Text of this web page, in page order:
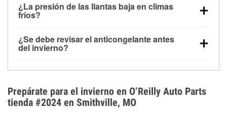
arranque.
la congelación y ayuda a disolver la sal y la nieve
derretida en la carretera para mejorar la visibilidad.
¿La presión de las llantas baja en climas
fríos?
alrededor de 1 PSI por cada 10 °F que baja la
temperatura. Puedes obtener más información sobre
¿Se debe revisar el anticongelante antes
del invierno?
el sobrecalentamiento en condiciones de frío
extremo. Aprende cómo comprobar la protección
anticongelante en nuestra sección How-To.
Prepárate para el invierno en O’Reilly Auto Parts
tienda #2024 en Smithville, MO